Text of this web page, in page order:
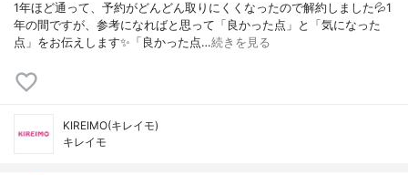
1年ほど通って、予約がどんどん取りにくくなったので解約しました💦1
年の間ですが、参考になればと思って「良かった点」と「気になった
点」をお伝えします✨「良かった点…続きを見る
KIREIMO(キレイモ)
キレイモ